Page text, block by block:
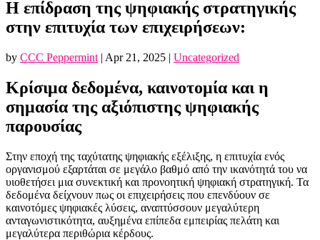
Η επίδραση της ψηφιακής στρατηγικής
στην επιτυχία των επιχειρήσεων:
by CCC Peppermint | Apr 21, 2025 | Uncategorized
Κρίσιμα δεδομένα, καινοτομία και η
σημασία της αξιόπιστης ψηφιακής
παρουσίας
Στην εποχή της ταχύτατης ψηφιακής εξέλιξης, η επιτυχία ενός
οργανισμού εξαρτάται σε μεγάλο βαθμό από την ικανότητά του να
υιοθετήσει μια συνεκτική και προνοητική ψηφιακή στρατηγική. Τα
δεδομένα δείχνουν πως οι επιχειρήσεις που επενδύουν σε
καινοτόμες ψηφιακές λύσεις, αναπτύσσουν μεγαλύτερη
ανταγωνιστικότητα, αυξημένα επίπεδα εμπειρίας πελάτη και
μεγαλύτερα περιθώρια κέρδους.